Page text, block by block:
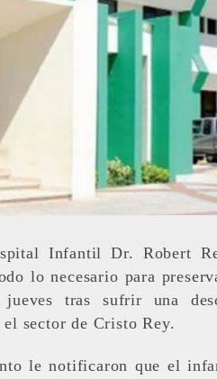
lo necesario para
tras sufrir una
sector de Cristo Rey.
le notificaron que el